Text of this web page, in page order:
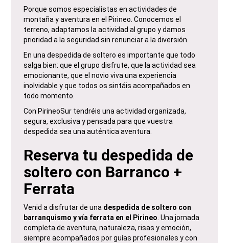
Porque somos especialistas en actividades de
montaña y aventura en el Pirineo. Conocemos el
terreno, adaptamos la actividad al grupo y damos
prioridad a la seguridad sin renunciar a la diversión.
En una despedida de soltero es importante que todo
salga bien: que el grupo disfrute, que la actividad sea
emocionante, que el novio viva una experiencia
inolvidable y que todos os sintáis acompañados en
todo momento.
Con PirineoSur tendréis una actividad organizada,
segura, exclusiva y pensada para que vuestra
despedida sea una auténtica aventura.
Reserva tu despedida de
soltero con Barranco +
Ferrata
Venid a disfrutar de una despedida de soltero con
barranquismo y vía ferrata en el Pirineo . Una jornada
completa de aventura, naturaleza, risas y emoción,
siempre acompañados por guías profesionales y con